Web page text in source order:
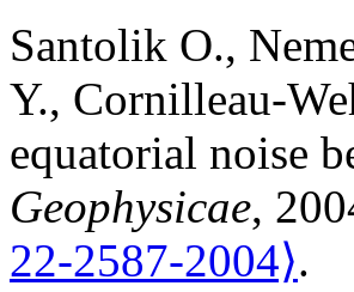
Santolik O.,
Y., Cornilleau-
equatorial noise
Geophysicae,
22-2587-2004⟩.